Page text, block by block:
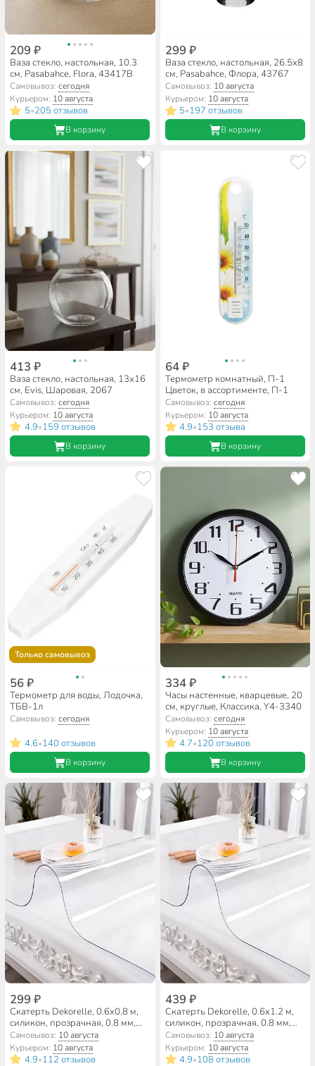
209 ₽
Ваза стекло, настольная, 10.3
см, Pasabahce, Flora, 43417B
Самовывоз:сегодня
Курьером: 10 августа
5•205 отзывов
В корзину
299 ₽
Ваза стекло, настольная, 26.5х8
см, Pasabahce, Флора, 43767
Самовывоз: 10 августа
Курьером: 10 августа
5•197 отзывов
В корзину
413 ₽
Ваза стекло, настольная, 13х16
см, Evis, Шаровая, 2067
Самовывоз:сегодня
Курьером: 10 августа
4.9•159 отзывов
В корзину
64 ₽
Термометр комнатный, П-1
Цветок, в ассортименте, П-1
Самовывоз: сегодня
Курьером: 10 августа
4.9•153 отзыва
В корзину
Только самовывоз
56 ₽
Термометр для воды, Лодочка,
ТБВ-1л
Самовывоз:сегодня
4.6•140 отзывов
В корзину
334 ₽
Часы настенные, кварцевые, 20
см, круглые, Классика, Y4-3340
Самовывоз: сегодня
Курьером: 10 августа
4.7•120 отзывов
В корзину
299 ₽
Скатерть Dekorelle, 0.6х0.8 м,
силикон, прозрачная, 0.8 мм,
гибкое стекло, 113-80
Самовывоз: 10 августа
Курьером: 10 августа
4.9•112 отзывов
439 ₽
Скатерть Dekorelle, 0.6х1.2 м,
силикон, прозрачная, 0.8 мм,
гибкое стекло, 113-120
Самовывоз: 10 августа
Курьером: 10 августа
4.9•108 отзывов